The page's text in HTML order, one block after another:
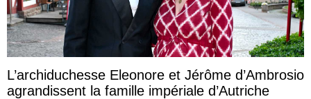
L’archiduchesse Eleonore et Jérôme d’Ambrosio
agrandissent la famille impériale d’Autriche